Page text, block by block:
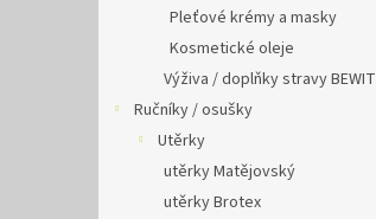
Pleťové krémy a masky
Kosmetické oleje
Výživa / doplňky stravy BEWIT
Ručníky / osušky
Utěrky
utěrky Matějovský
utěrky Brotex